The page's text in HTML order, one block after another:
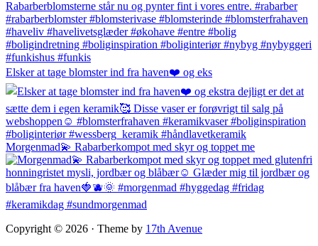
Elsker at tage blomster ind fra haven❤️ og eks
Morgenmad💫 Rabarberkompot med skyr og toppet me
Copyright © 2026 · Theme by 17th Avenue